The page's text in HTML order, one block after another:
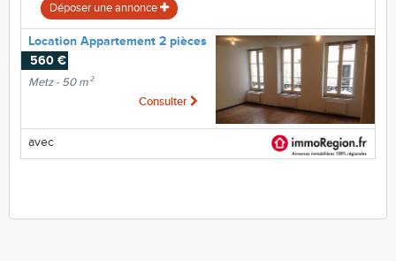
Déposer une annonce
Location Appartement 2 pièces
560 €
Metz - 50 m²
Consulter
avec